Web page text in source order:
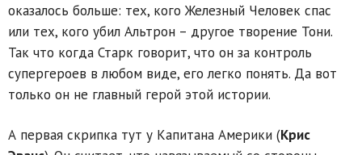
оказалось больше: тех, кого Железный Человек спас
или тех, кого убил Альтрон – другое творение Тони.
Так что когда Старк говорит, что он за контроль
супергероев в любом виде, его легко понять. Да вот
только он не главный герой этой истории.
А первая скрипка тут у Капитана Америки (Крис